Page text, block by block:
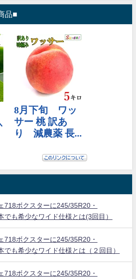
品■
718ボクスターに245/35R20・
でも希少なワイド仕様とは(3回目）
718ボクスターに245/35R20・
でも希少なワイド仕様とは（２回目）
718ボクスターに245/35R20・